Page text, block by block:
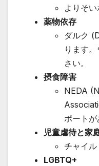
よりそ
薬物依存
ダルク
ります
さい。
摂食障害
NEDA
ポートが
児童虐待と家
チャイ
LGBTQ+